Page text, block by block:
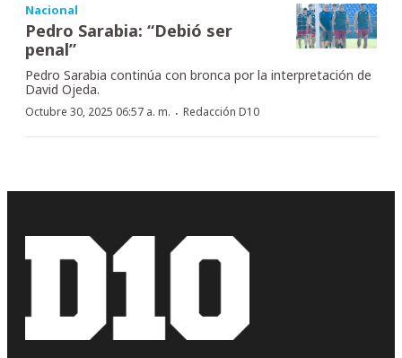
Nacional
Pedro Sarabia: “Debió ser
penal”
Pedro Sarabia continúa con bronca por la interpretación de
David Ojeda.
Octubre 30, 2025 06:57 a. m. · Redacción D10